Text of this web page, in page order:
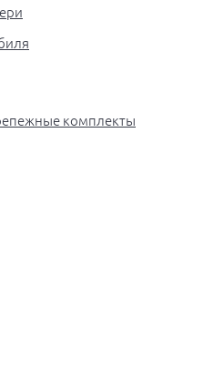
комплекты